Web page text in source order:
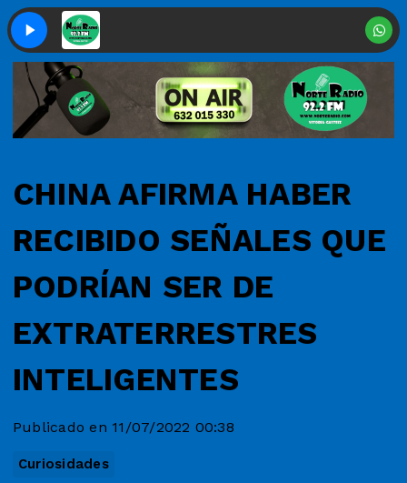
CHINA AFIRMA HABER
RECIBIDO SEÑALES QUE
PODRÍAN SER DE
EXTRATERRESTRES
INTELIGENTES
Publicado en 11/07/2022 00:38
Curiosidades